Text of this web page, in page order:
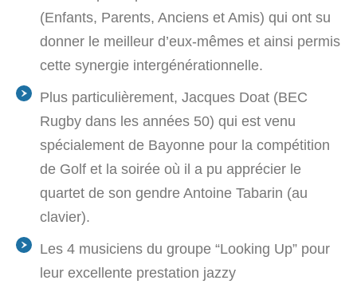
(Enfants, Parents, Anciens et Amis) qui ont su
donner le meilleur d’eux-mêmes et ainsi permis
cette synergie intergénérationnelle.
Plus particulièrement, Jacques Doat (BEC
Rugby dans les années 50) qui est venu
spécialement de Bayonne pour la compétition
de Golf et la soirée où il a pu apprécier le
quartet de son gendre Antoine Tabarin (au
clavier).
Les 4 musiciens du groupe “Looking Up” pour
leur excellente prestation jazzy